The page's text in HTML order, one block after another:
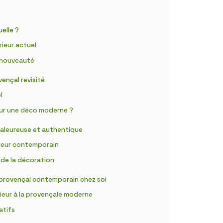
?
actuel
revisité
une déco moderne ?
et authentique
contemporain
la décoration
contemporain chez soi
à la provençale moderne